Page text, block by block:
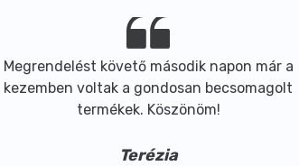
Megrendelést követő második napon már a
kezemben voltak a gondosan becsomagolt
termékek. Köszönöm!
Terézia